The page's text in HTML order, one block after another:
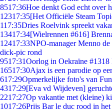
8517:36Hoe denkt God echt over
12317:35[Het Officiële Steam
117:35Dries Roelvink spreekt
13417:34[Wielrennen #616]
12417:33NPO-manager Menno
dick-pic rond
9517:31Oorlog in Oekraïne #1318
16517:30Ajax is een parodie op
617:29Opmerkelijke foto's van
4317:29[Eva vd Wijdeven]
2217:27Op vakantie met (kleine)
1017:26Prijs Bar le duc rood in